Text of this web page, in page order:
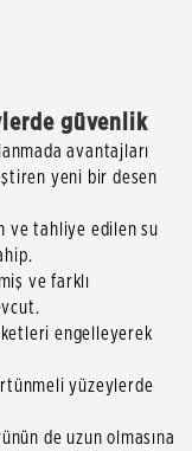
güvenlik
avantajları
yeni bir desen
ve tahliye edilen su
ve farklı
engelleyerek
yüzeylerde
de uzun olmasına